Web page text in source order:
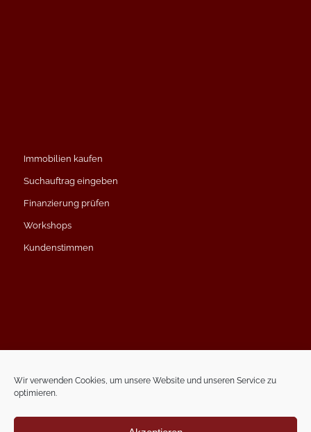
Wir verwenden Cookies, um unsere Website und unseren Service zu
optimieren.
Immobilien kaufen
Suchauftrag eingeben
Finanzierung prüfen
Workshops
Kundenstimmen
Datenschutzerklärung